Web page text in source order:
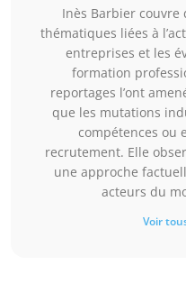
Inès Barbier couvre
thématiques liées à
entreprises et les
formation
reportages l’ont
que les mutations
compétences ou
recrutement. Elle
une approche
acteurs du
Voir